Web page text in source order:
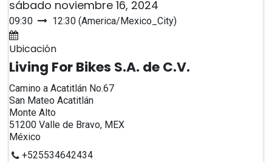
sábado noviembre 16, 2024
09:30 12:30 (America/Mexico_City)
Ubicación
Living For Bikes S.A. de C.V.
Camino a Acatitlán No.67
San Mateo Acatitlán
Monte Alto
51200 Valle de Bravo, MEX
México
+525534642434